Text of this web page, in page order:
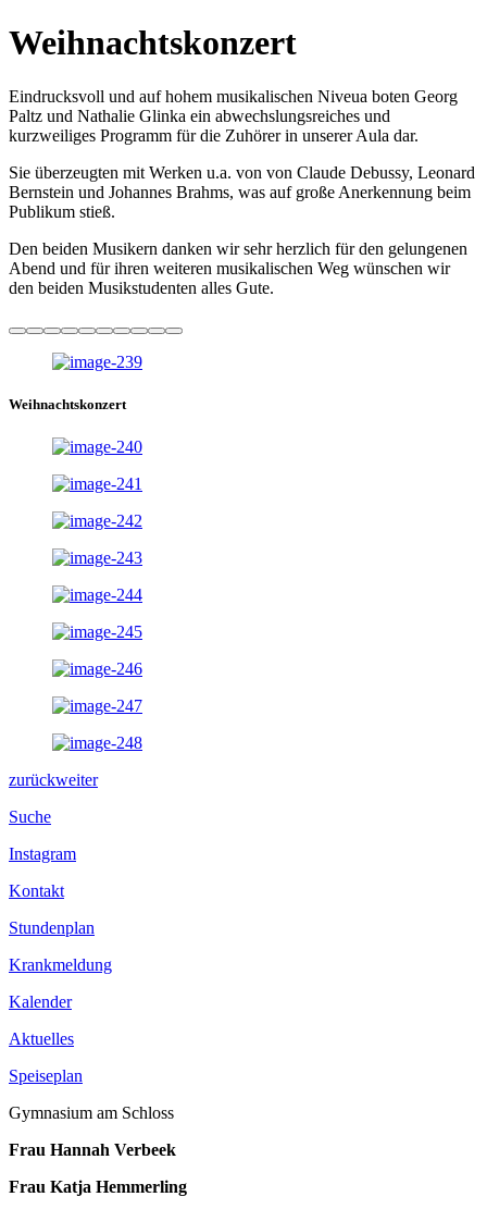
Weihnachtskonzert
Eindrucksvoll und auf hohem musikalischen Niveua boten Georg
Paltz und Nathalie Glinka ein abwechslungsreiches und
kurzweiliges Programm für die Zuhörer in unserer Aula dar.
Sie überzeugten mit Werken u.a. von von Claude Debussy, Leonard
Bernstein und Johannes Brahms, was auf große Anerkennung beim
Publikum stieß.
Den beiden Musikern danken wir sehr herzlich für den gelungenen
Abend und für ihren weiteren musikalischen Weg wünschen wir
den beiden Musikstudenten alles Gute.
Weihnachtskonzert
zurückweiter
Suche
Instagram
Kontakt
Stundenplan
Krankmeldung
Kalender
Aktuelles
Speiseplan
Gymnasium am Schloss
Frau Hannah Verbeek
Frau Katja Hemmerling